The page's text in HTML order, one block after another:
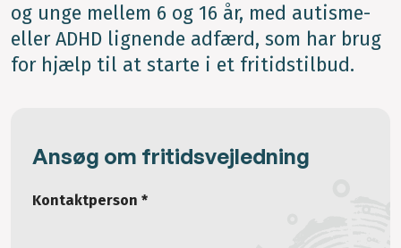
og unge mellem 6 og 16 år, med autisme-
eller ADHD lignende adfærd, som har brug
for hjælp til at starte i et fritidstilbud.
Ansøg om fritidsvejledning
Kontaktperson *